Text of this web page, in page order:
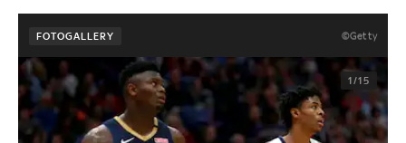
FOTOGALLERY ©Getty
1/15